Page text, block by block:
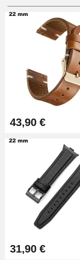
43,90 €
31,90 €